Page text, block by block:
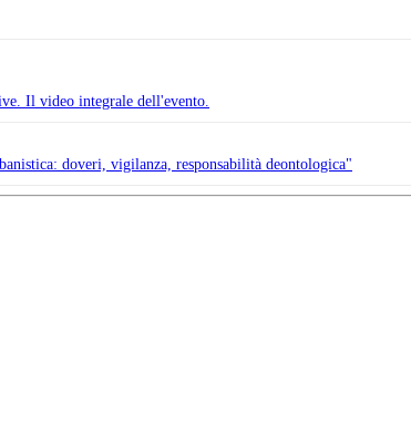
Il video integrale dell'evento.
doveri, vigilanza, responsabilità deontologica"